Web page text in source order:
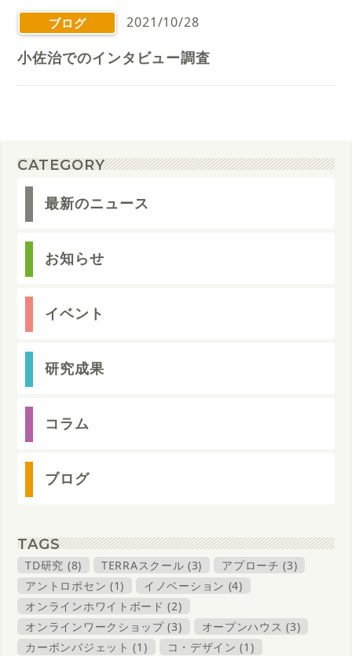
CATEGORY
最新のニュース
お知らせ
イベント
研究成果
コラム
ブログ
TAGS
TD研究 (8) TERRAスクール (3)
アプローチ (3)
アントロポセン (1)
イノベーション (4)
オンラインホワイトボード (2)
オンラインワークショップ (3)
オープンハウス (3)
カーボンバジェット (1)
コ・デザイン (1)
ブログ 2021/10/28
小佐治でのインタビュー調査